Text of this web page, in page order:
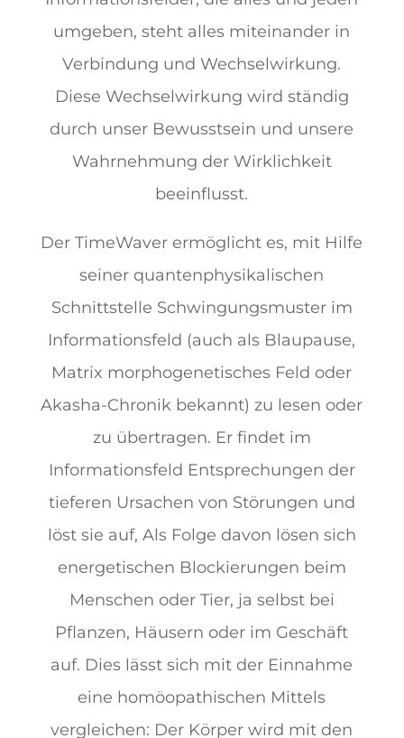
umgeben, steht alles miteinander in
Verbindung und Wechselwirkung.
Diese Wechselwirkung wird ständig
durch unser Bewusstsein und unsere
Wahrnehmung der Wirklichkeit
beeinflusst.
Der TimeWaver ermöglicht es, mit Hilfe
seiner quantenphysikalischen
Schnittstelle Schwingungsmuster im
Informationsfeld (auch als Blaupause,
Matrix morphogenetisches Feld oder
Akasha-Chronik bekannt) zu lesen oder
zu übertragen. Er findet im
Informationsfeld Entsprechungen der
tieferen Ursachen von Störungen und
löst sie auf, Als Folge davon lösen sich
energetischen Blockierungen beim
Menschen oder Tier, ja selbst bei
Pflanzen, Häusern oder im Geschäft
auf. Dies lässt sich mit der Einnahme
eine homöopathischen Mittels
vergleichen: Der Körper wird mit den